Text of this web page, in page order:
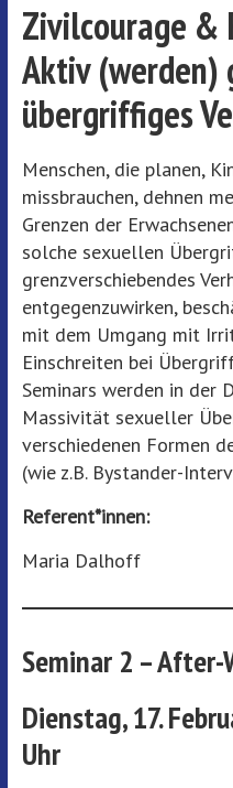
Zivilcourage &
Aktiv (werden)
übergriffiges
Menschen, die planen,
missbrauchen, dehnen
Grenzen der
solche sexuellen
grenzverschiebendes
entgegenzuwirken,
mit dem Umgang mit
Einschreiten bei
Seminars werden in der
Massivität sexueller
verschiedenen Formen
(wie z.B. Bystander-
Referent*innen:
Maria Dalhoff
Seminar 2 – After-
Dienstag,17.
Uhr